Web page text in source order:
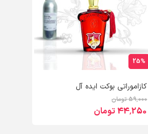
25%
کازاموراتی بوکت ایده آل
59٬000 تومان
44٬250 تومان